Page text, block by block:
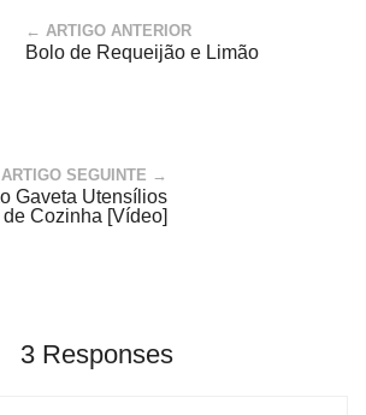
← ARTIGO ANTERIOR
Bolo de Requeijão e Limão
ARTIGO SEGUINTE →
Gaveta Utensílios
de Cozinha [Vídeo]
3 Responses